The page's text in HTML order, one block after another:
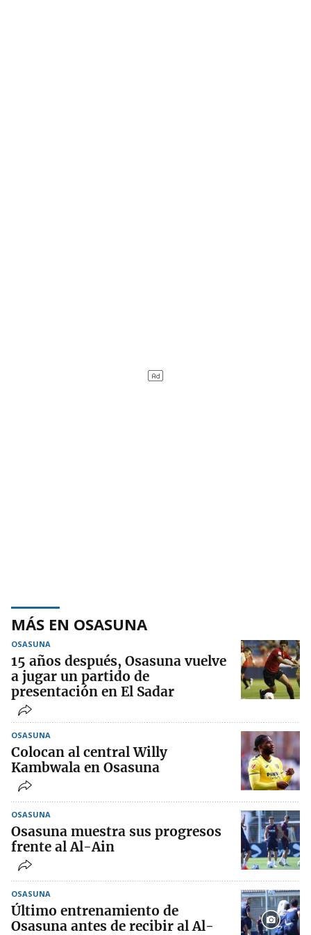
MÁS EN OSASUNA
OSASUNA
15 años después, Osasuna vuelve
a jugar un partido de
presentación en El Sadar
OSASUNA
Colocan al central Willy
Kambwala en Osasuna
OSASUNA
Osasuna muestra sus progresos
frente al Al-Ain
OSASUNA
Último entrenamiento de
Osasuna antes de recibir al Al-